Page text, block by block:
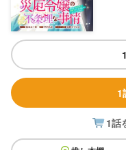
1
1話